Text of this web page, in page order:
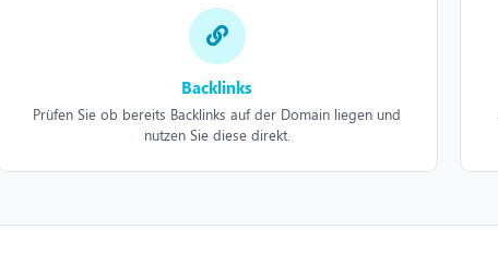
Backlinks
Prüfen Sie ob bereits Backlinks auf der Domain liegen und
nutzen Sie diese direkt.